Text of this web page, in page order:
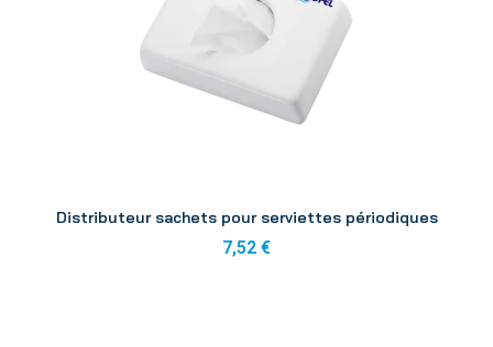
Distributeur sachets pour serviettes périodiques
7,52 €